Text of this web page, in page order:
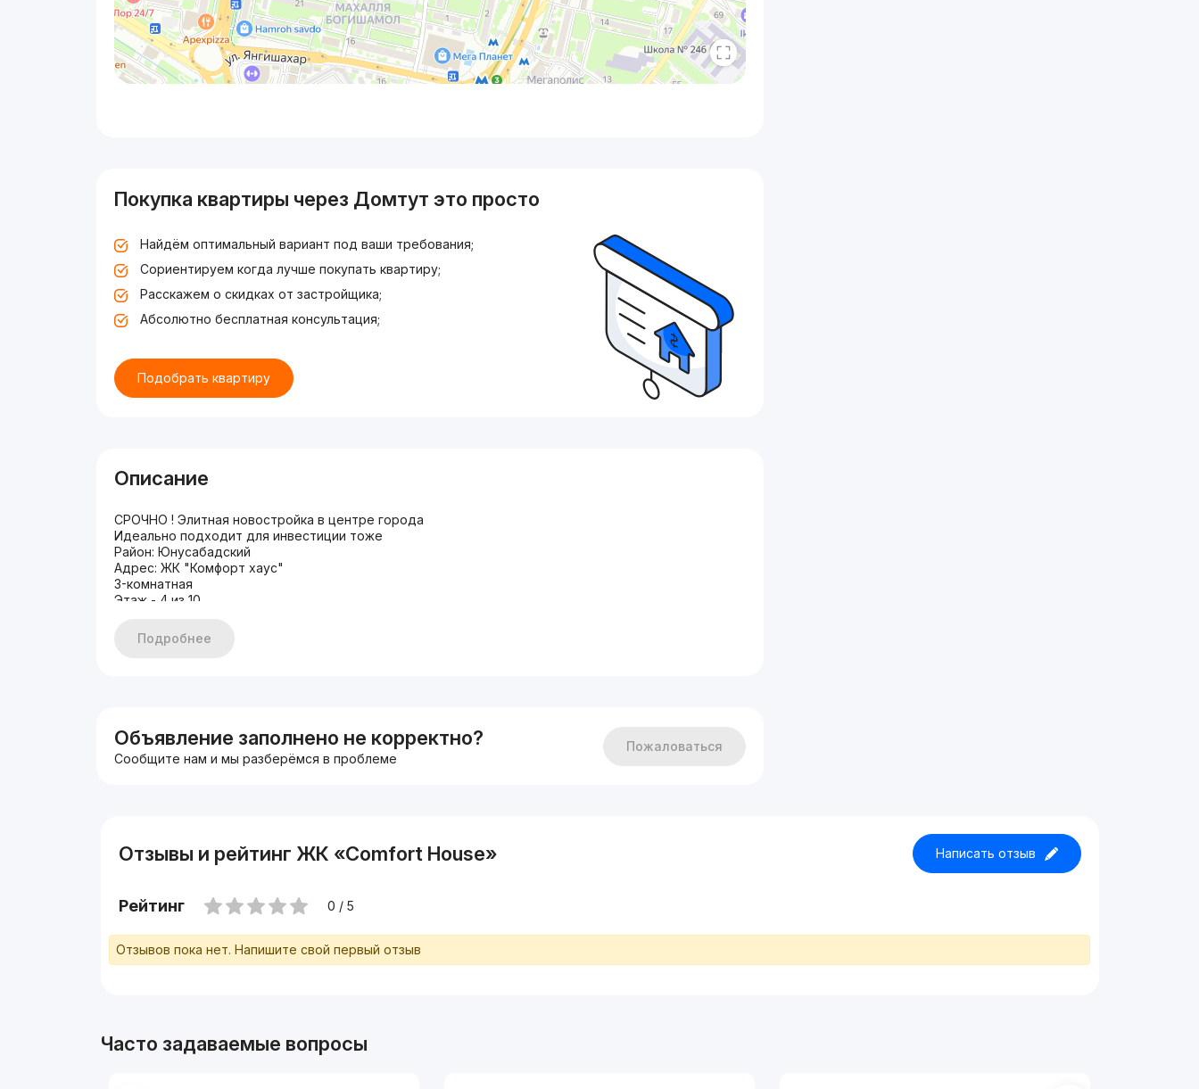
Покупка квартиры через Домтут это просто
Найдём оптимальный вариант под ваши требования;
Сориентируем когда лучше покупать квартиру;
Расскажем о скидках от застройщика;
Абсолютно бесплатная консультация;
Подобрать квартиру
Описание
СРОЧНО ! Элитная новостройка в центре города
Идеально подходит для инвестиции тоже
Район: Юнусабадский
Адрес: ЖК "Комфорт хаус"
3-комнатная
Этаж - 4 из 10
Цена 130000 у.е
Мечеть Минор, Телебашня, Шахристанский, Метро Минор ,Ц6, Малика Базар, ЖК Poytaxt Gavhari,
( ТЕЛЕГРАМ: 24/7 )
С уважением Рамзиддин
Эксперт рынка
Подробнее
Объявление заполнено не корректно?
Сообщите нам и мы разберёмся в проблеме
Пожаловаться
Отзывы и рейтинг ЖК «Comfort House» Написать отзыв
Рейтинг 0 / 5
Отзывов пока нет. Напишите свой первый отзыв
Часто задаваемые вопросы